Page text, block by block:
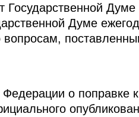
Государственной
Думе
о поправке